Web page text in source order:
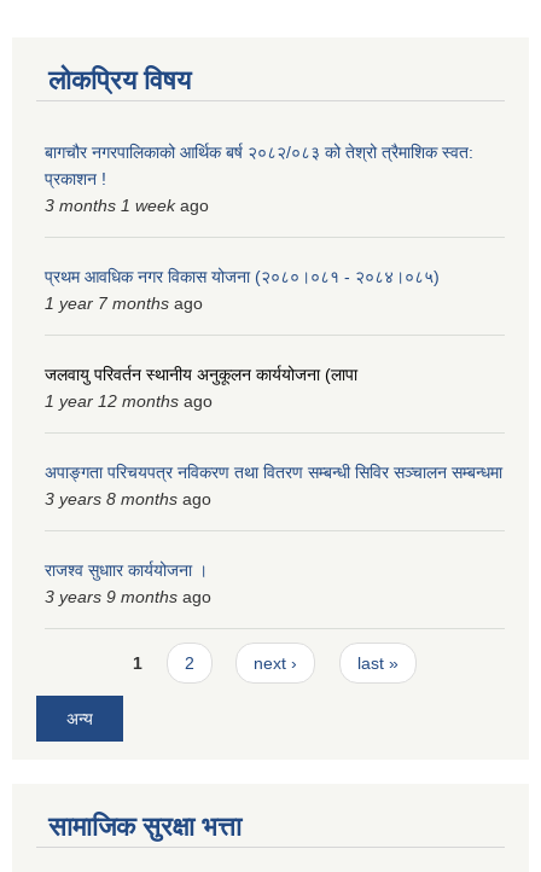
लोकप्रिय विषय
बागचौर नगरपालिकाको आर्थिक बर्ष २०८२/०८३ को तेश्रो त्रैमाशिक स्वत:
प्रकाशन !
3 months 1 weekago
प्रथम आवधिक नगर विकास योजना (२०८०।०८१ - २०८४।०८५)
1 year 7 months ago
जलवायु परिवर्तन स्थानीय अनुकूलन कार्ययोजना (लापा
1 year 12 months ago
अपाङ्गता परिचयपत्र नविकरण तथा वितरण सम्बन्धी सिविर सञ्चालन सम्बन्धमा
3 years 8 months ago
राजश्व सुधाार कार्ययोजना ।
3 years 9 months ago
Pages1 2 next › last »
अन्य
सामाजिक सुरक्षा भत्ता